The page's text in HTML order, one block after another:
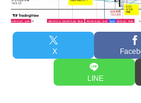
X
LINE